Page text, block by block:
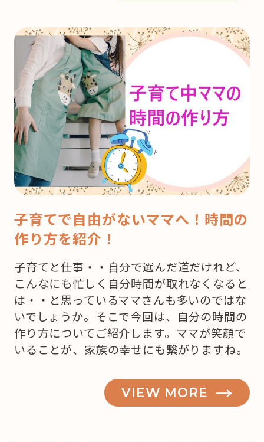
子育てで自由がないママへ！時間の
作り方を紹介！
子育てと仕事・・自分で選んだ道だけれど、
こんなにも忙しく自分時間が取れなくなると
は・・と思っているママさんも多いのではな
いでしょうか。そこで今回は、自分の時間の
作り方についてご紹介します。ママが笑顔で
いることが、家族の幸せにも繋がりますね。
VIEW MORE